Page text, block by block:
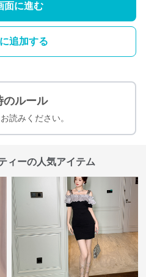
面に進む
追加する
のルール
読みください。
ィーの人気アイテム